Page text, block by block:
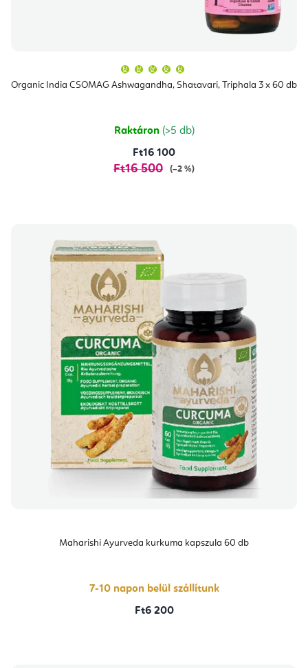
Organic India CSOMAG Ashwagandha, Shatavari, Triphala 3 x 60 db
átlagos
értékelése
csillag.
Raktáron (>5 db)
Ft16 100
Ft16 500 (–2 %)
Maharishi Ayurveda kurkuma kapszula 60 db
7-10 napon belül szállítunk
Ft6 200